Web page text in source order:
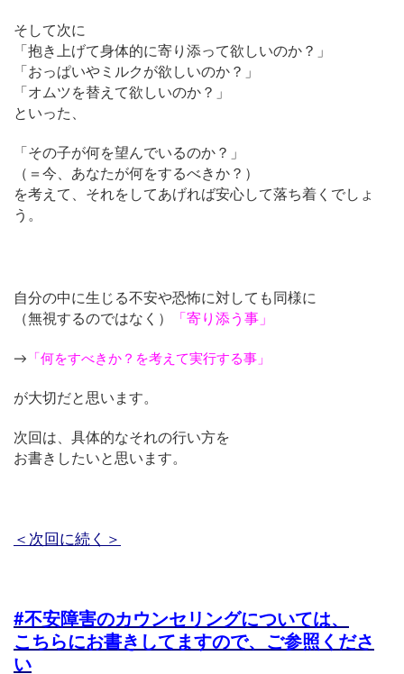
そして次に
「抱き上げて身体的に寄り添って欲しいのか？」
「おっぱいやミルクが欲しいのか？」
「オムツを替えて欲しいのか？」
といった、
「その子が何を望んでいるのか？」
（＝今、あなたが何をするべきか？）
を考えて、それをしてあげれば安心して落ち着くでしょ
う。
自分の中に生じる不安や恐怖に対しても同様に
（無視するのではなく）
「寄り添う事」
→ 「何をすべきか？を考えて実行する事」
が大切だと思います。
次回は、具体的なそれの行い方を
お書きしたいと思います。
＜次回に続く＞
#不安障害のカウンセリングについては、
こちらにお書きしてますので、ご参照くださ
い